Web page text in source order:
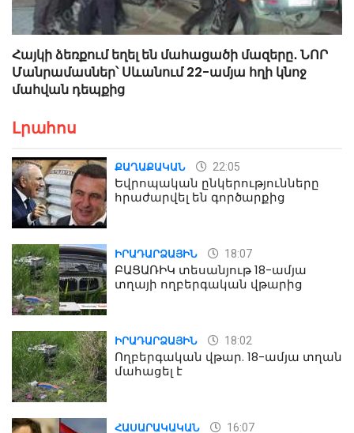
Հայկի ձեռքում եղել են մահացածի մազերը․ ՆՈՐ
Մանրամասներ՝ Սևանում 22-ամյա հղի կնոջ
մահվան դեպքից
Լրահոս
ՔԱՂԱՔԱԿԱՆ 22:05
Եվրոպական ընկերությունները
հրաժարվել են գործարքից
ԻՐԱԴԱՐՁԱՅԻՆ 18:07
ԲԱՑԱՌԻԿ տեսանյութ 18-ամյա
տղայի ողբերգական վթարից
ԻՐԱԴԱՐՁԱՅԻՆ 18:02
Ողբերգական վթար. 18-ամյա տղան
մահացել է
ՀԱՍԱՐԱԿԱԿԱՆ 16:07